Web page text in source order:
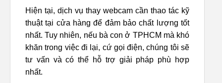
Hiện tại, dịch vụ thay webcam cần thao tác kỹ
thuật tại cửa hàng để đảm bảo chất lượng tốt
nhất. Tuy nhiên, nếu bà con ở TPHCM mà khó
khăn trong việc đi lại, cứ gọi điện, chúng tôi sẽ
tư vấn và có thể hỗ trợ giải pháp phù hợp
nhất.